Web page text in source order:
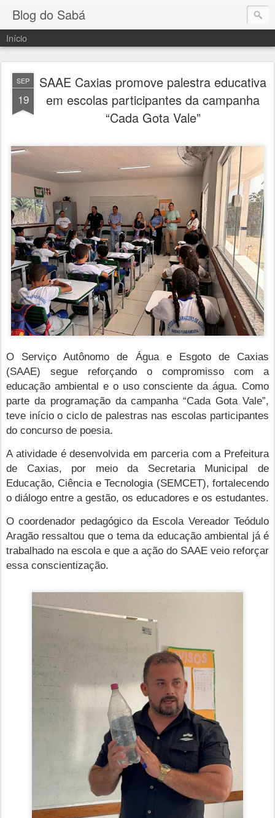
Blog do Sabá
Início
SEP
19
SAAE Caxias promove palestra educativa
em escolas participantes da campanha
“Cada Gota Vale”
O Serviço Autônomo de Água e Esgoto de Caxias
(SAAE) segue reforçando o compromisso com a
educação ambiental e o uso consciente da água. Como
parte da programação da campanha “Cada Gota Vale”,
teve início o ciclo de palestras nas escolas participantes
do concurso de poesia.
A atividade é desenvolvida em parceria com a Prefeitura
de Caxias, por meio da Secretaria Municipal de
Educação, Ciência e Tecnologia (SEMCET), fortalecendo
o diálogo entre a gestão, os educadores e os estudantes.
O coordenador pedagógico da Escola Vereador Teódulo
Aragão ressaltou que o tema da educação ambiental já é
trabalhado na escola e que a ação do SAAE veio reforçar
essa conscientização.